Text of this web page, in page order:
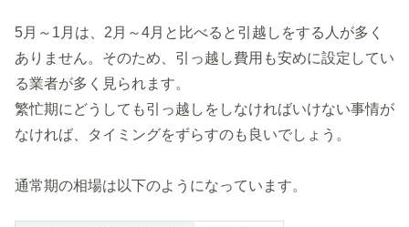
5月～1月は、2月～4月と比べると引越しをする人が多く
ありません。そのため、引っ越し費用も安めに設定してい
る業者が多く見られます。
繁忙期にどうしても引っ越しをしなければいけない事情が
なければ、タイミングをずらすのも良いでしょう。
通常期の相場は以下のようになっています。